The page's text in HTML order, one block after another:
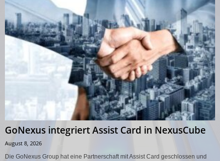
GoNexus integriert Assist Card in NexusCube
August 8, 2026
Die GoNexus Group hat eine Partnerschaft mit Assist Card geschlossen und